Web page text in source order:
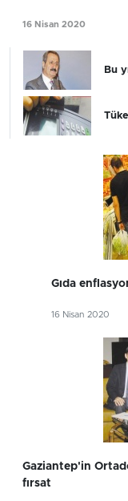
16 Nisan 2020
Bu
Gıda
16 Nisan 2020
Gaziantep'in
fırsat